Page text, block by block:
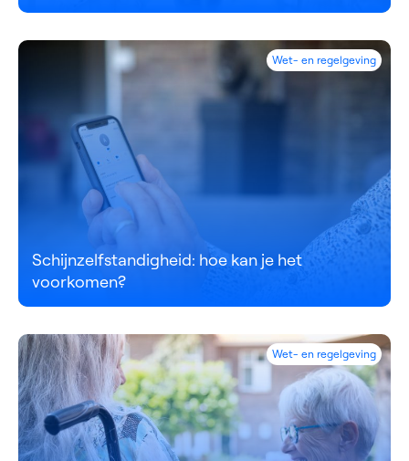
Wet- en regelgeving
Schijnzelfstandigheid: hoe kan je het
voorkomen?
Wet- en regelgeving